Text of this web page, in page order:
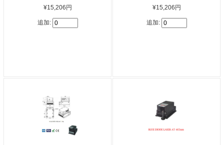
¥15,206円
追加:
¥15,206円
追加: